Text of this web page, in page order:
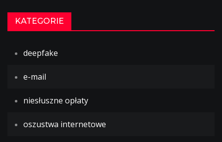
KATEGORIE
deepfake
e-mail
niesłuszne opłaty
oszustwa internetowe